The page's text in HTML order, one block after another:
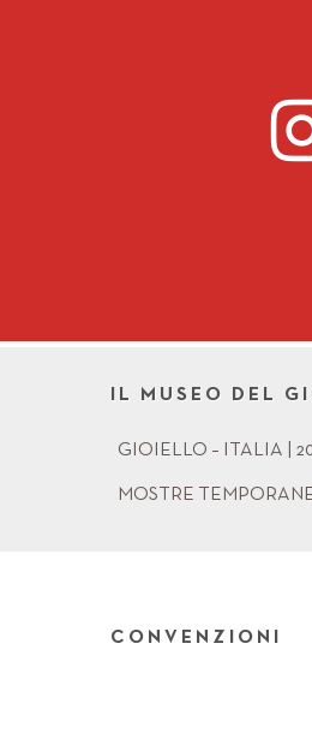
IL MUSEO DEL
GIOIELLO – ITALIA |
MOSTRE
CONVENZIONI